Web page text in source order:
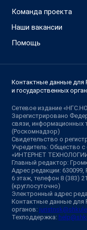
Команда проекта
Наши вакансии
Помощь
Контактные данные для
и государственных
Сетевое издание
Зарегистрировано
связи, информационных
(Роскомнадзор)
Свидетельство о
Учредитель: Общество с
«ИНТЕРНЕТ
Главный редактор:
Адрес редакции: 630099,
6 этаж, телефон 8 (383)
(круглосуточно)
Электронный адрес
Контактные данные для
органов:
Техподдержка: